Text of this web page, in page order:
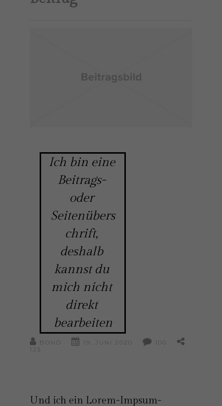
Ich bin eine
Beitrags-
oder
Seitenübers
chrift,
deshalb
kannst du
mich nicht
direkt
bearbeiten
BONO 19. JUNI 2020
100
123
Und ich ein Lorem-Impsum-